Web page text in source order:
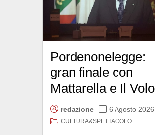
Pordenonelegge:
gran finale con
Mattarella e Il Volo
redazione 6 Agosto 2026
CULTURA&SPETTACOLO